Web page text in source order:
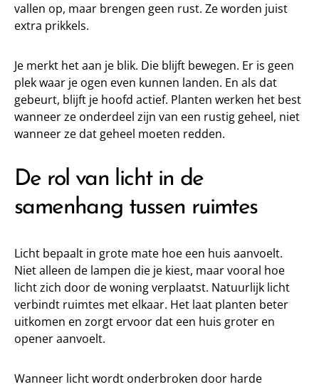
vallen op, maar brengen geen rust. Ze worden juist
extra prikkels.
Je merkt het aan je blik. Die blijft bewegen. Er is geen
plek waar je ogen even kunnen landen. En als dat
gebeurt, blijft je hoofd actief. Planten werken het best
wanneer ze onderdeel zijn van een rustig geheel, niet
wanneer ze dat geheel moeten redden.
De rol van licht in de
samenhang tussen ruimtes
Licht bepaalt in grote mate hoe een huis aanvoelt.
Niet alleen de lampen die je kiest, maar vooral hoe
licht zich door de woning verplaatst. Natuurlijk licht
verbindt ruimtes met elkaar. Het laat planten beter
uitkomen en zorgt ervoor dat een huis groter en
opener aanvoelt.
Wanneer licht wordt onderbroken door harde